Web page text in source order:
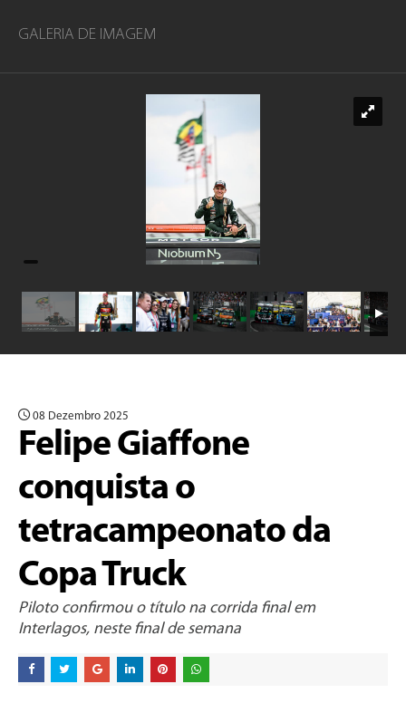
GALERIA DE IMAGEM
08 Dezembro 2025
Felipe Giaffone
conquista o
tetracampeonato da
Copa Truck
Piloto confirmou o título na corrida final em
Interlagos, neste final de semana